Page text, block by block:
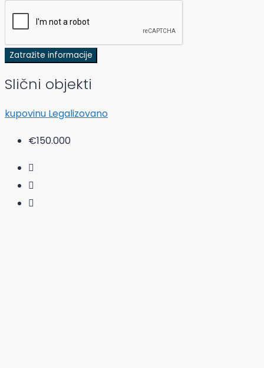
Zatražite informacije
Slični objekti
kupovinu Legalizovano
€150.000